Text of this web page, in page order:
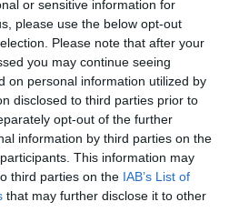
or sensitive information for
please use the below opt-out
Please note that after your
you may continue seeing
on personal information utilized by
disclosed to third parties prior to
opt-out of the further
information by third parties on the
This information may
third parties on the IAB’s List of
that may further disclose it to other
» vous permet d’indiquer une
exemple, si vous payez les
mais qu’un de vos amis en
indiquer le montant deux (deux
équilibré, il ne disparaît pas.
aux différentes dépenses
le supprimer dans le menu en